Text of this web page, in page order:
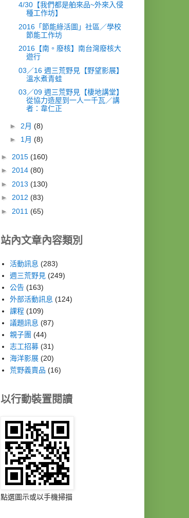
4/30【我們都是舶來品~外來入侵
種工作坊】
2016「節能綠活圖」社區／學校
節能工作坊
2016【南。廢核】南台灣廢核大
遊行
03／16 週三荒野見【野望影展】
溫水煮青蛙
03／09 週三荒野見【棲地講堂】
從協力造屋到一人一千瓦／講
者：韋仁正
► 2月 (8)
► 1月 (8)
► 2015 (160)
► 2014 (80)
► 2013 (130)
► 2012 (83)
► 2011 (65)
站內文章內容類別
活動訊息 (283)
週三荒野見 (249)
公告 (163)
外部活動訊息 (124)
課程 (109)
議題訊息 (87)
親子團 (44)
志工招募 (31)
海洋影展 (20)
荒野義賣品 (16)
以行動裝置閱讀
點選圖示或以手機掃描